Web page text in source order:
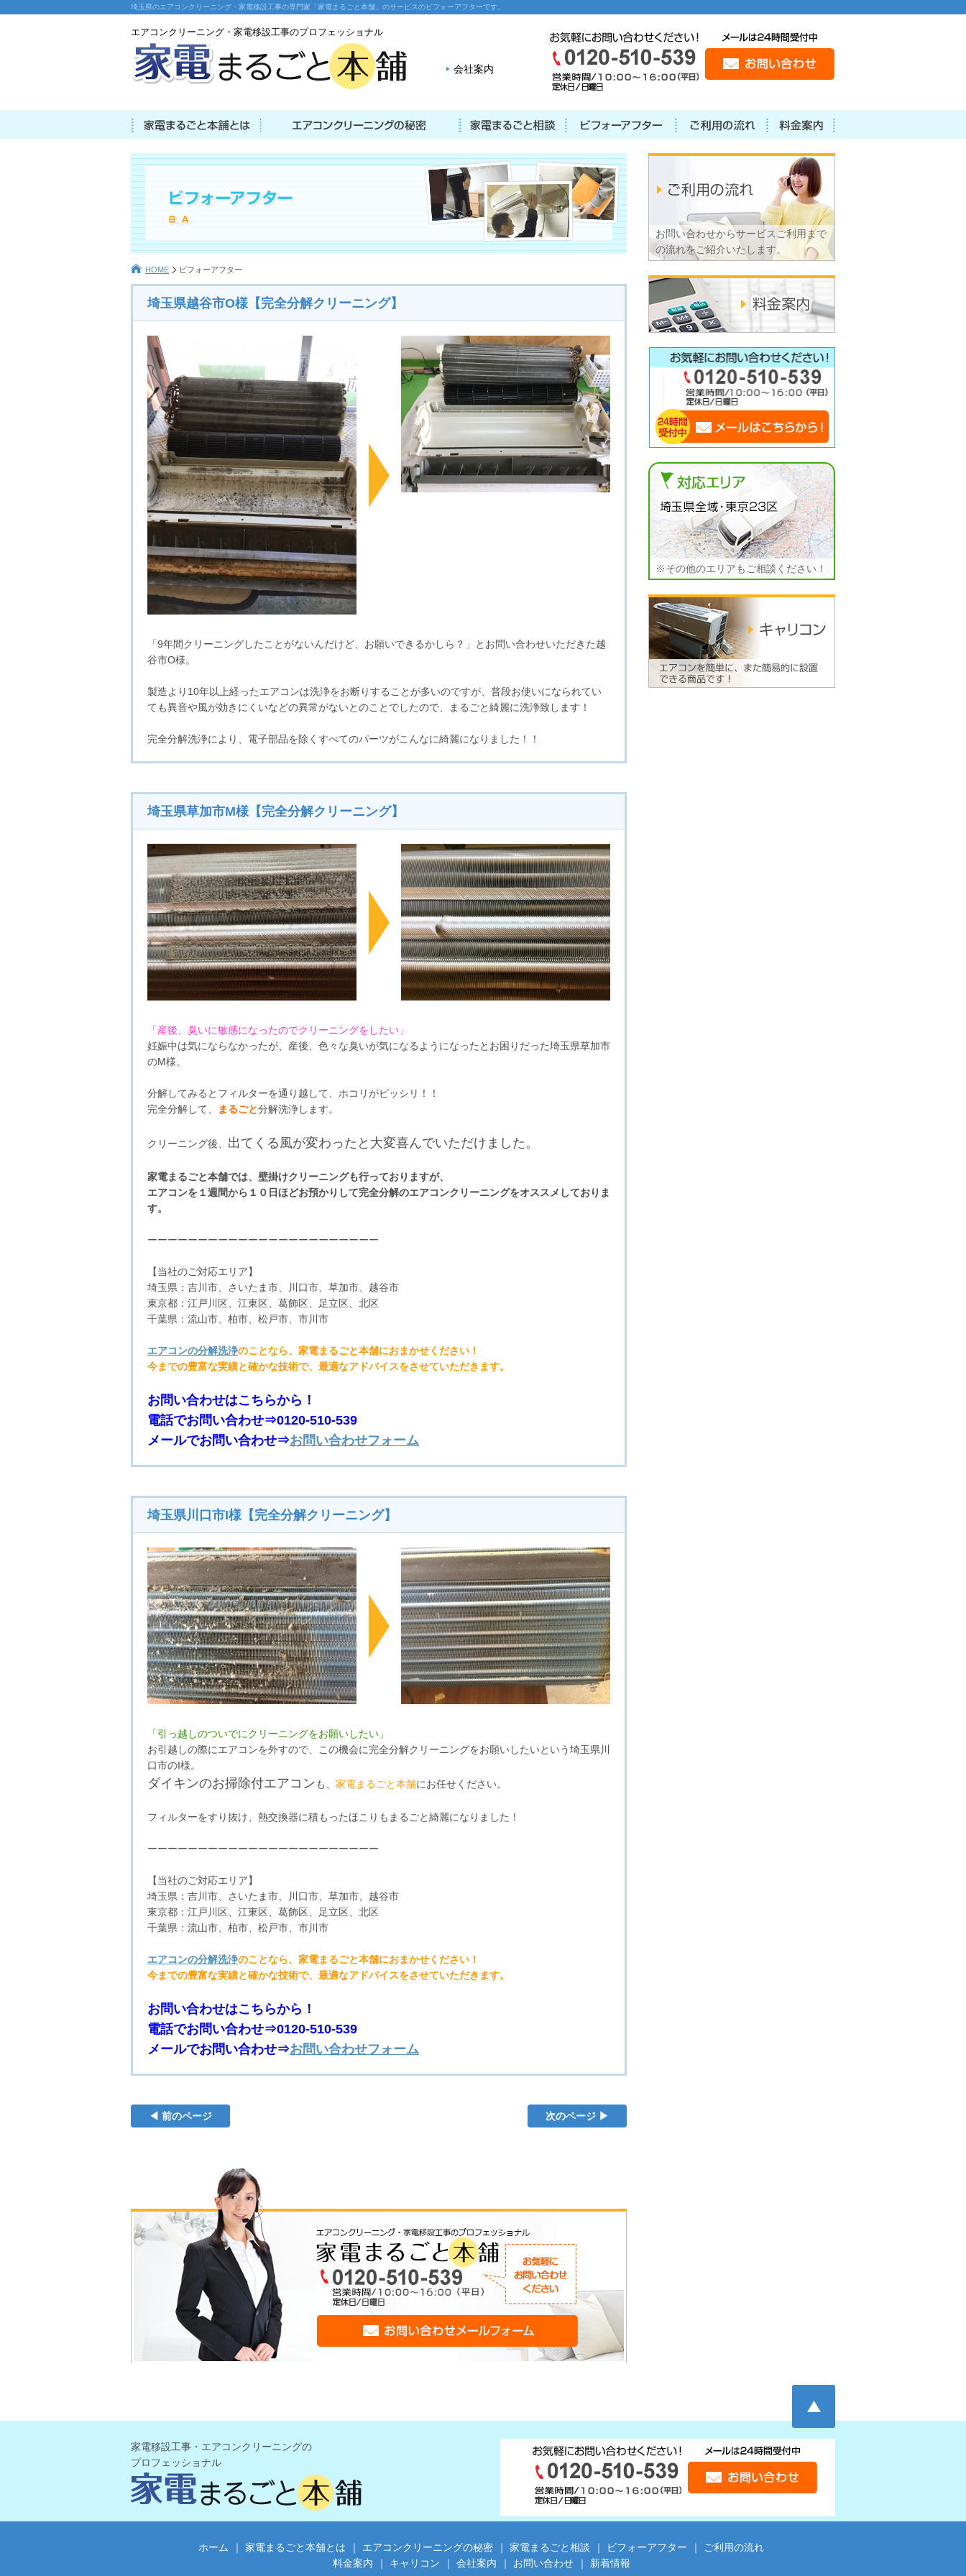
埼玉県のエアコンクリーニング・家電移設工事の専門家「家電まるごと本舗」のサービスのビフォーアフターです。
エアコンクリーニング・家電移設工事のプロフェッショナル
会社案内
HOME ビフォーアフター
埼玉県越谷市O様【完全分解クリーニング】
「9年間クリーニングしたことがないんだけど、お願いできるかしら？」とお問い合わせいただきた越
谷市О様。
製造より10年以上経ったエアコンは洗浄をお断りすることが多いのですが、普段お使いになられてい
ても異音や風が効きにくいなどの異常がないとのことでしたので、まるごと綺麗に洗浄致します！
完全分解洗浄により、電子部品を除くすべてのパーツがこんなに綺麗になりました！！
埼玉県草加市M様【完全分解クリーニング】
「産後、臭いに敏感になったのでクリーニングをしたい」
妊娠中は気にならなかったが、産後、色々な臭いが気になるようになったとお困りだった埼玉県草加市
のM様。
分解してみるとフィルターを通り越して、ホコリがビッシリ！！
完全分解して、
まるごと分解洗浄します。
クリーニング後、 出てくる風が変わったと大変喜んでいただけました。
家電まるごと本舗では、壁掛けクリーニングも行っておりますが、
エアコンを１週間から１０日ほどお預かりして完全分解のエアコンクリーニングをオススメしておりま
す。
ーーーーーーーーーーーーーーーーーーーーーーー
【当社のご対応エリア】
埼玉県：吉川市、さいたま市、川口市、草加市、越谷市
東京都：江戸川区、江東区、葛飾区、足立区、北区
千葉県：流山市、柏市、松戸市、市川市
エアコンの分解洗浄のことなら、家電まるごと本舗におまかせください！
今までの豊富な実績と確かな技術で、最適なアドバイスをさせていただきます。
お問い合わせはこちらから！
電話でお問い合わせ⇒0120-510-539
メールでお問い合わせ⇒お問い合わせフォーム
埼玉県川口市I様【完全分解クリーニング】
「引っ越しのついでにクリーニングをお願いしたい」
お引越しの際にエアコンを外すので、この機会に完全分解クリーニングをお願いしたいという埼玉県川
口市のI様。
ダイキンのお掃除付エアコンも、 家電まるごと本舗にお任せください。
フィルターをすり抜け、熱交換器に積もったほこりもまるごと綺麗になりました！
ーーーーーーーーーーーーーーーーーーーーーーー
【当社のご対応エリア】
埼玉県：吉川市、さいたま市、川口市、草加市、越谷市
東京都：江戸川区、江東区、葛飾区、足立区、北区
千葉県：流山市、柏市、松戸市、市川市
エアコンの分解洗浄のことなら、家電まるごと本舗におまかせください！
今までの豊富な実績と確かな技術で、最適なアドバイスをさせていただきます。
お問い合わせはこちらから！
電話でお問い合わせ⇒0120-510-539
メールでお問い合わせ⇒お問い合わせフォーム
◀ 前のページ 次のページ ▶
お問い合わせからサービスご利用まで
の流れをご紹介いたします。
※その他のエリアもご相談ください！
家電移設工事・エアコンクリーニングの
プロフェッショナル
ホーム ｜ 家電まるごと本舗とは ｜ エアコンクリーニングの秘密 ｜ 家電まるごと相談 ｜ ビフォーアフター ｜
ご利用の流れ
料金案内
｜ キャリコン ｜ 会社案内 ｜ お問い合わせ ｜ 新着情報